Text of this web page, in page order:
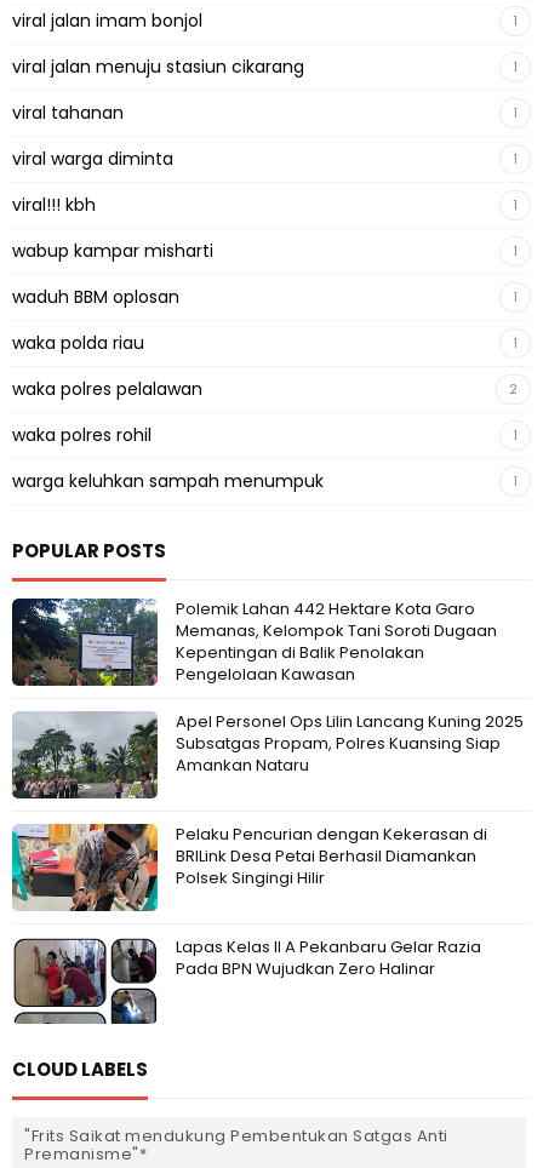
viral jalan imam bonjol 1
viral jalan menuju stasiun cikarang 1
viral tahanan 1
viral warga diminta 1
viral!!! kbh 1
wabup kampar misharti 1
waduh BBM oplosan 1
waka polda riau 1
waka polres pelalawan 2
waka polres rohil 1
warga keluhkan sampah menumpuk 1
POPULAR POSTS
Polemik Lahan 442 Hektare Kota Garo
Memanas, Kelompok Tani Soroti Dugaan
Kepentingan di Balik Penolakan
Pengelolaan Kawasan
Apel Personel Ops Lilin Lancang Kuning 2025
Subsatgas Propam, Polres Kuansing Siap
Amankan Nataru
Pelaku Pencurian dengan Kekerasan di
BRILink Desa Petai Berhasil Diamankan
Polsek Singingi Hilir
Lapas Kelas II A Pekanbaru Gelar Razia
Pada BPN Wujudkan Zero Halinar
CLOUD LABELS
"Frits Saikat mendukung Pembentukan Satgas Anti
Premanisme"*